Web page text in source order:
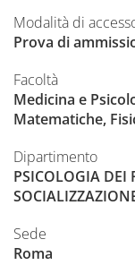
Modalità di
Prova di
Facoltà
Medicina e
Matematiche,
Dipartimento
PSICOLOGIA DEI
Sede
Roma